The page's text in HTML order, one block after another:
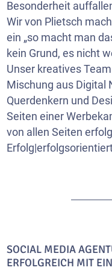
Besonderheit
Wir von Plietsch
ein „so macht man
kein Grund, es nicht
Unser kreatives
Mischung aus Digital
Querdenkern und
Seiten einer
von allen Seiten
SOCIAL MEDIA
ERFOLGREICH MIT